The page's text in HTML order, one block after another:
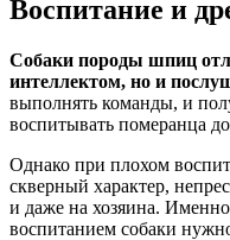
Воспитание и
Собаки породы шпиц
интеллектом, но и
выполнять команды, и
воспитывать померанца
Однако при плохом
скверный характер,
и даже на хозяина.
воспитанием собаки